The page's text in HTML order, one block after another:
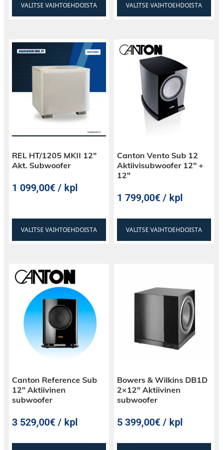
VALITSE VAIHTOEHDOISTA VALITSE VAIHTOEHDOISTA
REL HT/1205 MKII 12″
Akt. Subwoofer
1 099,00€ / kpl
VALITSE VAIHTOEHDOISTA
Canton Vento Sub 12
Aktiivisubwoofer 12″ +
12″
1 799,00€ / kpl
VALITSE VAIHTOEHDOISTA
Canton Reference Sub
12″ Aktiivinen
subwoofer
3 529,00€ / kpl
Bowers & Wilkins DB1D
2×12″ Aktiivinen
subwoofer
5 399,00€ / kpl